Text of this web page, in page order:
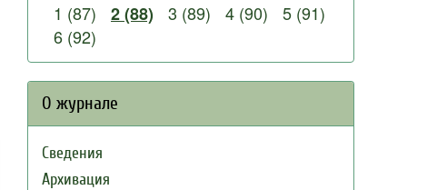
1 (87) 2 (88) 3 (89) 4 (90)
5 (91)
6 (92)
О журнале
Сведения
Архивация